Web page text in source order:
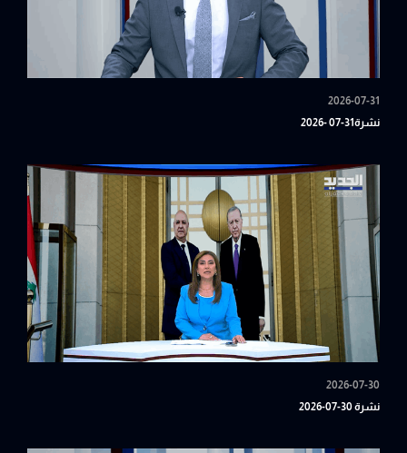
2026-07-31
نشرة31-07 -2026
2026-07-30
نشرة 30-07-2026